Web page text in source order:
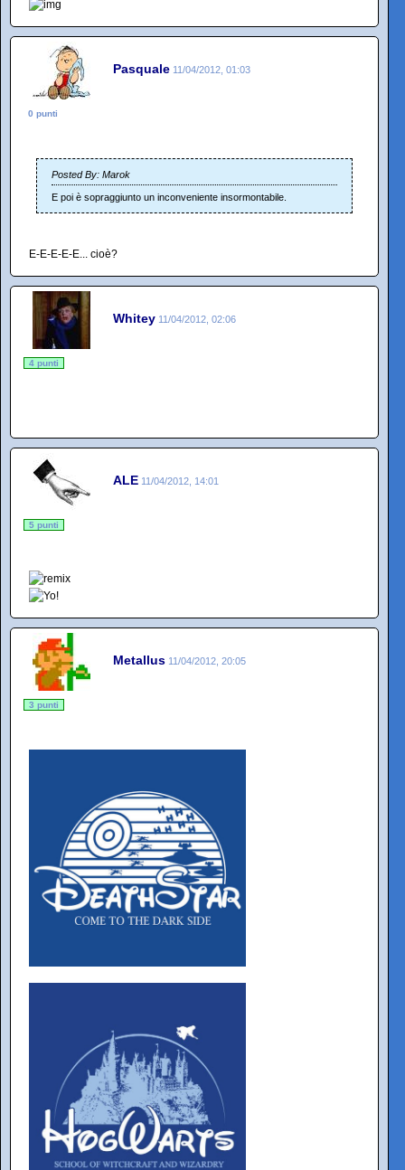
Pasquale 11/04/2012, 01:03
0 punti
Posted By: Marok
E poi è sopraggiunto un inconveniente insormontabile.
E-E-E-E-E... cioè?
Whitey 11/04/2012, 02:06
4 punti
ALE 11/04/2012, 14:01
5 punti
Metallus 11/04/2012, 20:05
3 punti